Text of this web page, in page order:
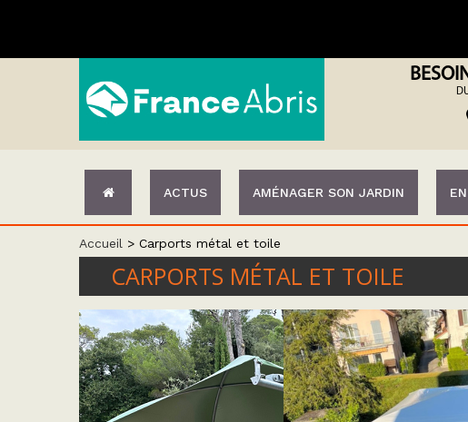
ACTUS AMÉNAGER SON JARDIN
Accueil > Carports métal et toile
CARPORTS MÉTAL ET TOILE